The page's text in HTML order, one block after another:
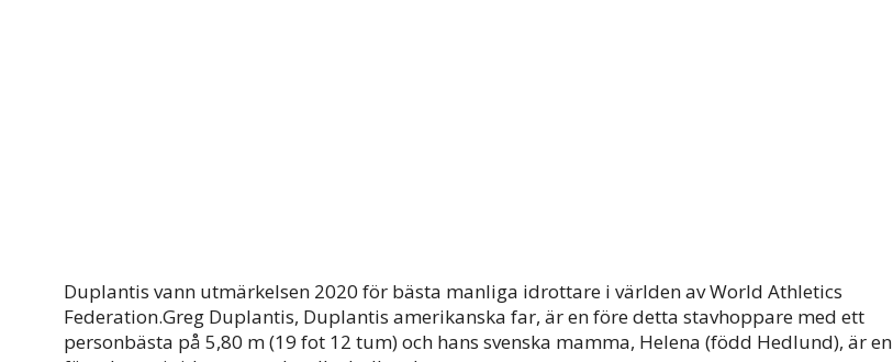
Duplantis vann utmärkelsen 2020 för bästa manliga idrottare i världen av World Athletics
Federation.Greg Duplantis, Duplantis amerikanska far, är en före detta stavhoppare med ett
personbästa på 5,80 m (19 fot 12 tum) och hans svenska mamma, Helena (född Hedlund), är en